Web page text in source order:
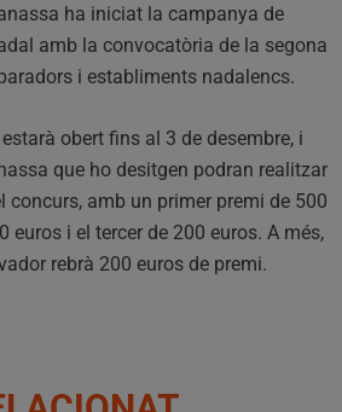
ha iniciat la campanya de
amb la convocatòria de la segona
i establiments nadalencs.
obert fins al 3 de desembre, i
que ho desitgen podran realitzar
concurs, amb un primer premi de 500
euros i el tercer de 200 euros. A més,
rebrà 200 euros de premi.